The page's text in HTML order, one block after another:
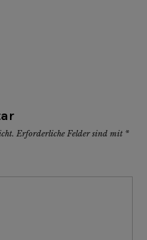
Erforderliche Felder sind mit *